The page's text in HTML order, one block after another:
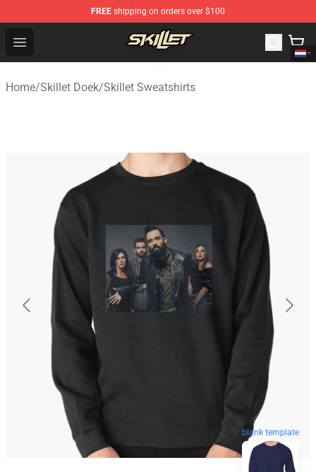
FREE shipping on orders over $100
Open menu
Skillet Shop - Official Skillet Merchandise Store
Home/Skillet Doek/Skillet Sweatshirts
blank template